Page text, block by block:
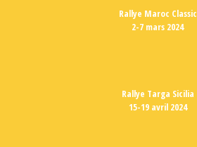
Rallye Maroc Classic
2-7 mars 2024
Rallye Targa Sicilia
15-19 avril 2024